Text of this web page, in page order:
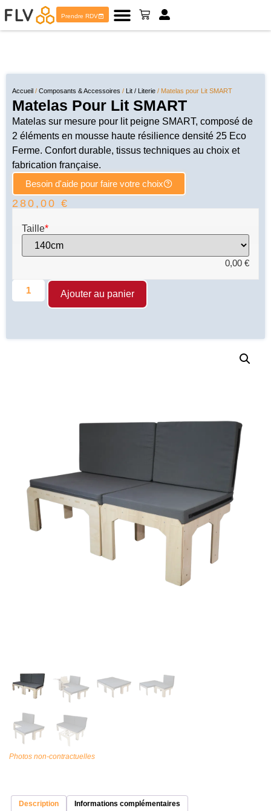
Prendre RDV
Accueil / Composants & Accessoires / Lit / Literie / Matelas pour Lit SMART
Matelas Pour Lit SMART
Matelas sur mesure pour lit peigne SMART, composé de
2 éléments en mousse haute résilience densité 25 Eco
Ferme. Confort durable, tissus techniques au choix et
fabrication française.
Besoin d'aide pour faire votre choix
280,00 €
*
Taille
0,00 €
Ajouter au panier
Photos non-contractuelles
Description Informations complémentaires